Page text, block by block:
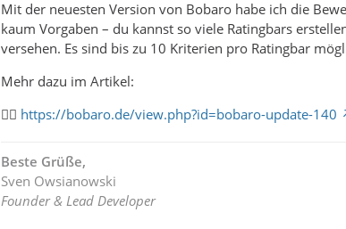
Mit der neuesten Version von Bobaro habe ich die
kaum Vorgaben – du kannst so viele Ratingbars
versehen. Es sind bis zu 10 Kriterien pro Ratingbar
Mehr dazu im Artikel:
👉🏻 https://bobaro.de/view.php?id=bobaro-update-140
Beste Grüße,
Sven Owsianowski
Founder & Lead Developer